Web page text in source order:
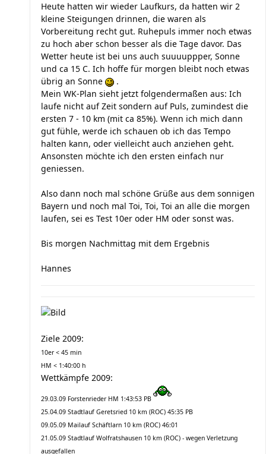
Heute hatten wir wieder Laufkurs, da hatten wir 2
kleine Steigungen drinnen, die waren als
Vorbereitung recht gut. Ruhepuls immer noch etwas
zu hoch aber schon besser als die Tage davor. Das
Wetter heute ist bei uns auch suuuuppper, Sonne
und ca 15 C. Ich hoffe für morgen bleibt noch etwas
übrig an Sonne
.
Mein WK-Plan sieht jetzt folgendermaßen aus: Ich
laufe nicht auf Zeit sondern auf Puls, zumindest die
ersten 7 - 10 km (mit ca 85%). Wenn ich mich dann
gut fühle, werde ich schauen ob ich das Tempo
halten kann, oder vielleicht auch anziehen geht.
Ansonsten möchte ich den ersten einfach nur
geniessen.
Also dann noch mal schöne Grüße aus dem sonnigen
Bayern und noch mal Toi, Toi, Toi an alle die morgen
laufen, sei es Test 10er oder HM oder sonst was.
Bis morgen Nachmittag mit dem Ergebnis
Hannes
Ziele 2009:
10er < 45 min
HM < 1:40:00 h
Wettkämpfe 2009:
29.03.09 Forstenrieder HM 1:43:53 PB
25.04.09 Stadtlauf Geretsried 10 km (ROC) 45:35 PB
09.05.09 Mailauf Schäftlarn 10 km (ROC) 46:01
21.05.09 Stadtlauf Wolfratshausen 10 km (ROC) - wegen Verletzung
ausgefallen